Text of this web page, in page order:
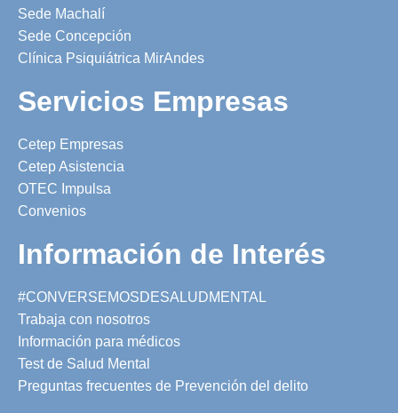
Sede Machalí
Sede Concepción
Clínica Psiquiátrica MirAndes
Servicios Empresas
Cetep Empresas
Cetep Asistencia
OTEC Impulsa
Convenios
Información de Interés
#CONVERSEMOSDESALUDMENTAL
Trabaja con nosotros
Información para médicos
Test de Salud Mental
Preguntas frecuentes de Prevención del delito